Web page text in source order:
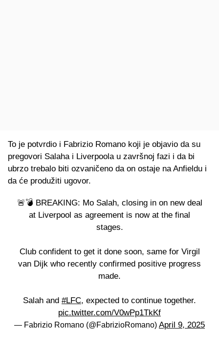
To je potvrdio i Fabrizio Romano koji je objavio da su
pregovori Salaha i Liverpoola u završnoj fazi i da bi
ubrzo trebalo biti ozvaničeno da on ostaje na Anfieldu i
da će produžiti ugovor.
🚨💣 BREAKING: Mo Salah, closing in on new deal
at Liverpool as agreement is now at the final
stages.
Club confident to get it done soon, same for Virgil
van Dijk who recently confirmed positive progress
made.
Salah and #LFC, expected to continue together.
pic.twitter.com/V0wPp1TkKf
— Fabrizio Romano (@FabrizioRomano) April 9, 2025